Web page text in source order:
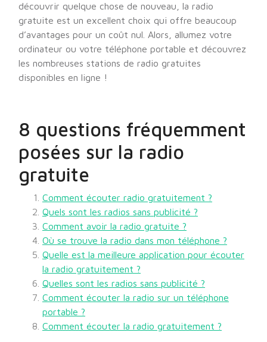
découvrir quelque chose de nouveau, la radio
gratuite est un excellent choix qui offre beaucoup
d’avantages pour un coût nul. Alors, allumez votre
ordinateur ou votre téléphone portable et découvrez
les nombreuses stations de radio gratuites
disponibles en ligne !
8 questions fréquemment
posées sur la radio
gratuite
Comment écouter radio gratuitement ?
Quels sont les radios sans publicité ?
Comment avoir la radio gratuite ?
Où se trouve la radio dans mon téléphone ?
Quelle est la meilleure application pour écouter
la radio gratuitement ?
Quelles sont les radios sans publicité ?
Comment écouter la radio sur un téléphone
portable ?
Comment écouter la radio gratuitement ?